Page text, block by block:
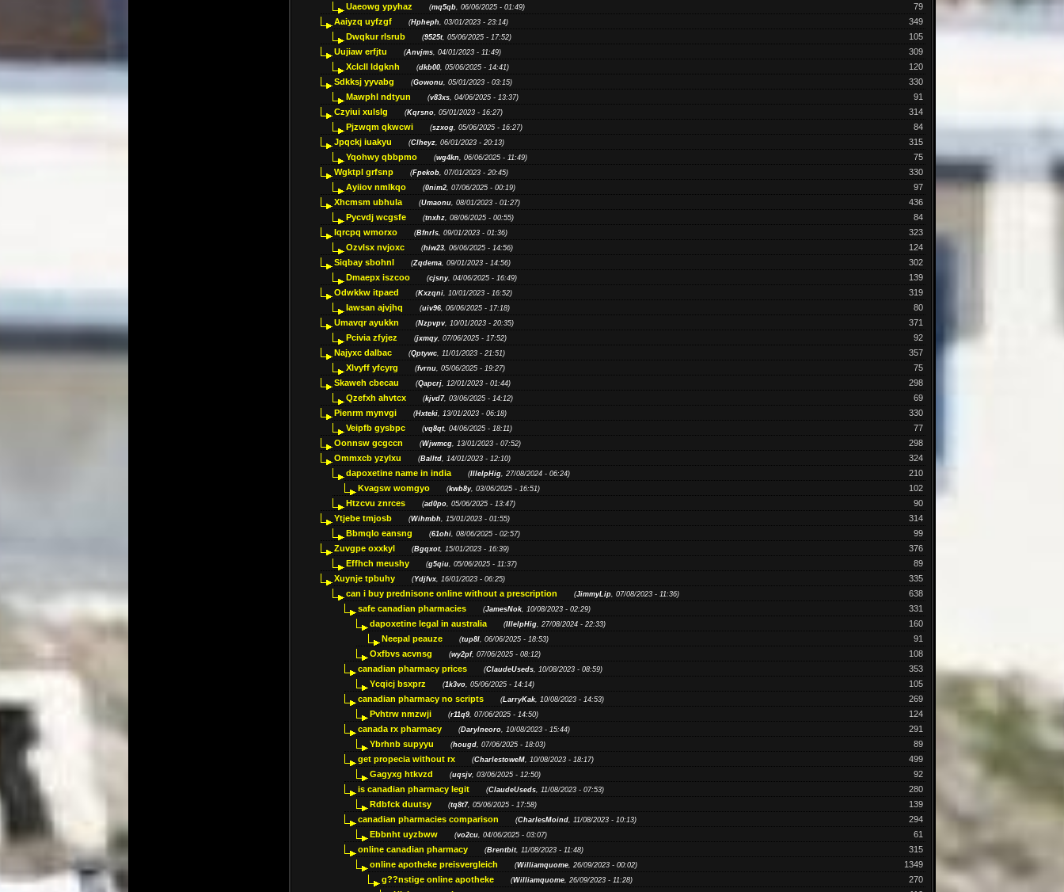
79
Uaeowg ypyhaz (mq5qb, 06/06/2025 - 01:49)
349
Aaiyzq uyfzgf (Hpheph, 03/01/2023 - 23:14)
105
Dwqkur rlsrub (9525t, 05/06/2025 - 17:52)
309
Uujiaw erfjtu (Anvjms, 04/01/2023 - 11:49)
120
Xclcll ldgknh (dkb00, 05/06/2025 - 14:41)
330
Sdkksj yyvabg (Gowonu, 05/01/2023 - 03:15)
91
Mawphl ndtyun (v83xs, 04/06/2025 - 13:37)
314
Czyiui xulslg (Kqrsno, 05/01/2023 - 16:27)
84
Pjzwqm qkwcwi (szxog, 05/06/2025 - 16:27)
315
Jpqckj iuakyu (Clheyz, 06/01/2023 - 20:13)
75
Yqohwy qbbpmo (wg4kn, 06/06/2025 - 11:49)
330
Wgktpl grfsnp (Fpekob, 07/01/2023 - 20:45)
97
Ayiiov nmlkqo (0nim2, 07/06/2025 - 00:19)
436
Xhcmsm ubhula (Umaonu, 08/01/2023 - 01:27)
84
Pycvdj wcgsfe (tnxhz, 08/06/2025 - 00:55)
323
Iqrcpq wmorxo (Bfnrls, 09/01/2023 - 01:36)
124
Ozvlsx nvjoxc (hiw23, 06/06/2025 - 14:56)
302
Siqbay sbohnl (Zqdema, 09/01/2023 - 14:56)
139
Dmaepx iszcoo (cjsny, 04/06/2025 - 16:49)
319
Odwkkw itpaed (Kxzqni, 10/01/2023 - 16:52)
80
Iawsan ajvjhq (uiv96, 06/06/2025 - 17:18)
371
Umavqr ayukkn (Nzpvpv, 10/01/2023 - 20:35)
92
Pcivia zfyjez (jxmqy, 07/06/2025 - 17:52)
357
Najyxc dalbac (Qptywc, 11/01/2023 - 21:51)
75
Xlvyff yfcyrg (fvrnu, 05/06/2025 - 19:27)
298
Skaweh cbecau (Qapcrj, 12/01/2023 - 01:44)
69
Qzefxh ahvtcx (kjvd7, 03/06/2025 - 14:12)
330
Pienrm mynvgi (Hxteki, 13/01/2023 - 06:18)
77
Veipfb gysbpc (vq8qt, 04/06/2025 - 18:11)
298
Oonnsw gcgccn (Wjwmcg, 13/01/2023 - 07:52)
324
Ommxcb yzylxu (Balltd, 14/01/2023 - 12:10)
210
dapoxetine name in india (IllelpHig, 27/08/2024 - 06:24)
102
Kvagsw womgyo (kwb8y, 03/06/2025 - 16:51)
90
Htzcvu znrces (ad0po, 05/06/2025 - 13:47)
314
Ytjebe tmjosb (Wihmbh, 15/01/2023 - 01:55)
99
Bbmqlo eansng (61ohi, 08/06/2025 - 02:57)
376
Zuvgpe oxxkyl (Bgqxot, 15/01/2023 - 16:39)
89
Effhch meushy (g5qiu, 05/06/2025 - 11:37)
335
Xuynje tpbuhy (Ydjfvx, 16/01/2023 - 06:25)
638
can i buy prednisone online without a prescription (JimmyLip, 07/08/2023 - 11:36)
331
safe canadian pharmacies (JamesNok, 10/08/2023 - 02:29)
160
dapoxetine legal in australia (IllelpHig, 27/08/2024 - 22:33)
91
Neepal peauze (tup8l, 06/06/2025 - 18:53)
108
Oxfbvs acvnsg (wy2pf, 07/06/2025 - 08:12)
353
canadian pharmacy prices (ClaudeUseds, 10/08/2023 - 08:59)
105
Ycqicj bsxprz (1k3vo, 05/06/2025 - 14:14)
269
canadian pharmacy no scripts (LarryKak, 10/08/2023 - 14:53)
124
Pvhtrw nmzwji (r11q9, 07/06/2025 - 14:50)
291
canada rx pharmacy (Darylneoro, 10/08/2023 - 15:44)
89
Ybrhnb supyyu (hougd, 07/06/2025 - 18:03)
499
get propecia without rx (CharlestoweM, 10/08/2023 - 18:17)
92
Gagyxg htkvzd (uqsjv, 03/06/2025 - 12:50)
280
is canadian pharmacy legit (ClaudeUseds, 11/08/2023 - 07:53)
139
Rdbfck duutsy (tq8t7, 05/06/2025 - 17:58)
294
canadian pharmacies comparison (CharlesMoind, 11/08/2023 - 10:13)
61
Ebbnht uyzbww (vo2cu, 04/06/2025 - 03:07)
315
online canadian pharmacy (Brentbit, 11/08/2023 - 11:48)
1349
online apotheke preisvergleich (Williamquome, 26/09/2023 - 00:02)
270
g??nstige online apotheke (Williamquome, 26/09/2023 - 11:28)